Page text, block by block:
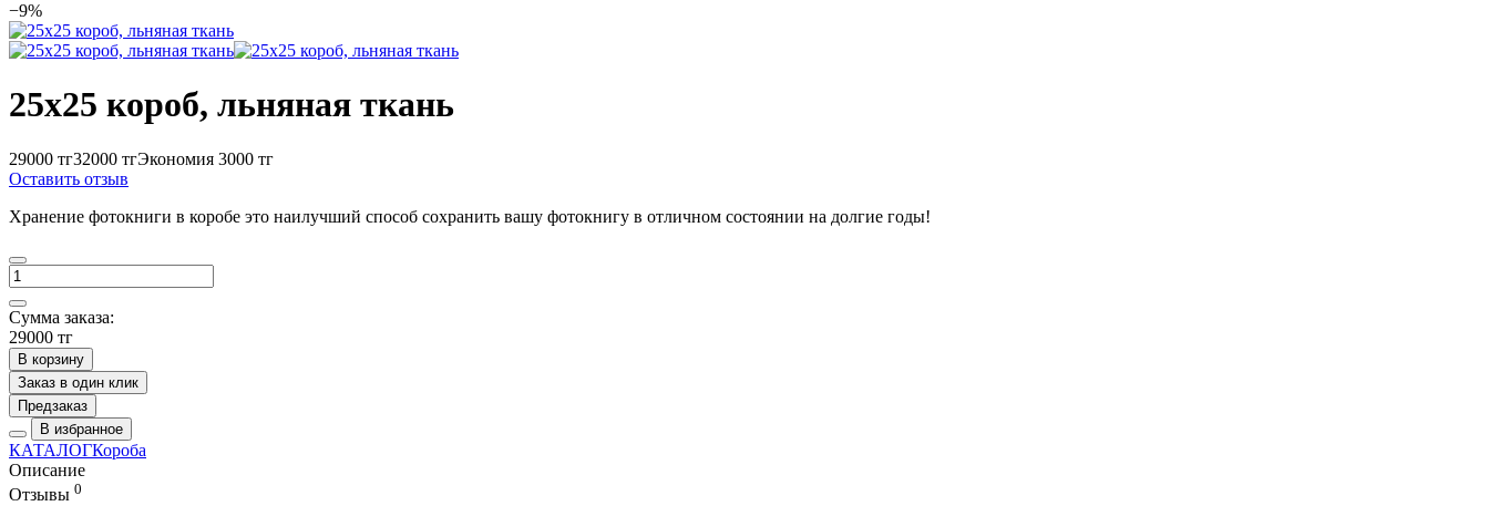
−9%
25х25 короб, льняная ткань
29000 тг32000 тгЭкономия 3000 тг
Оставить отзыв
Хранение фотокниги в коробе это наилучший способ сохранить вашу фотокнигу в отличном состоянии на долгие годы!
Сумма заказа:
29000 тг
В корзину
Заказ в один клик
Предзаказ
В избранное
КАТАЛОГКороба
Описание
Отзывы 0